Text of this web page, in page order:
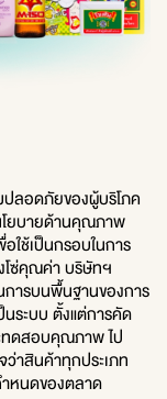
ลอดภัยของผู้บริโภค
โยบายด้านคุณภาพ
ใช้เป็นกรอบในการ
โซ่คุณค่า บริษัทฯ
ารบนพื้นฐานของการ
ระบบ ตั้งแต่การคัด
ทดสอบคุณภาพ ไป
ว่าสินค้าทุกประเภท
หนดของตลาด